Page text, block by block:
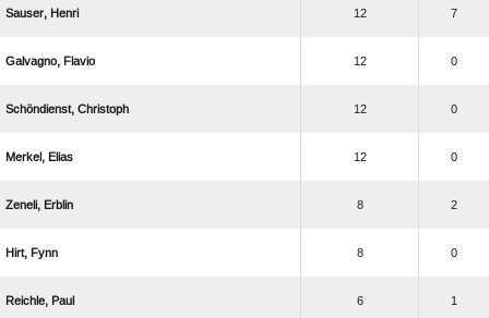
  12 7
  12 0
  12 0
  12 0
  8 2
  8 0
  6 1